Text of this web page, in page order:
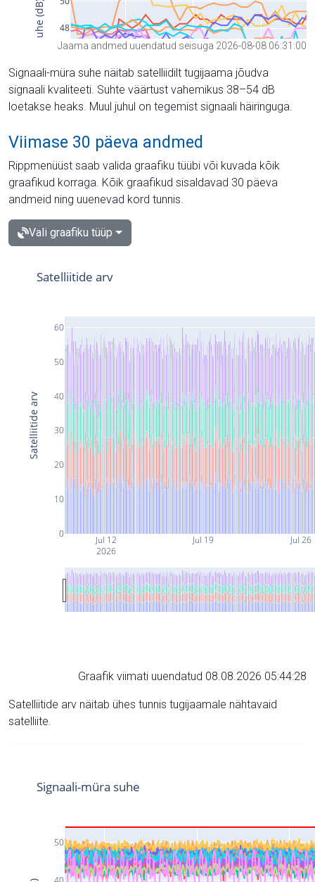
Jaama andmed uuendatud seisuga 2026-08-08 06:31:00
Signaali-müra suhe näitab satelliidilt tugijaama jõudva
signaali kvaliteeti. Suhte väärtust vahemikus 38–54 dB
loetakse heaks. Muul juhul on tegemist signaali häiringuga.
Viimase 30 päeva andmed
Rippmenüüst saab valida graafiku tüübi või kuvada kõik
graafikud korraga. Kõik graafikud sisaldavad 30 päeva
andmeid ning uuenevad kord tunnis.
Vali graafiku tüüp
Jul 12
2026
Jul 19 Jul 26
0
10
20
30
40
50
60
Satelliitide arv
Satelliitide arv
Graafik viimati uuendatud 08.08.2026 05:44:28
Satelliitide arv näitab ühes tunnis tugijaamale nähtavaid
satelliite.
50
Signaali-müra suhe